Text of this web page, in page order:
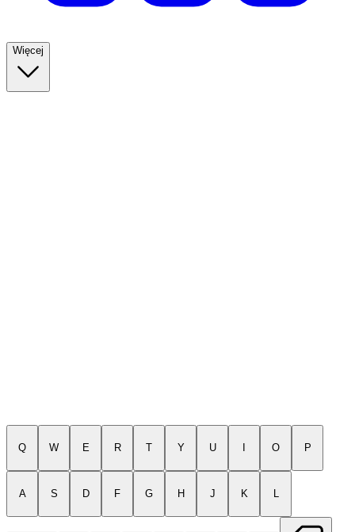
Więcej
Q W E R T Y U O P
A S D F G H J K L